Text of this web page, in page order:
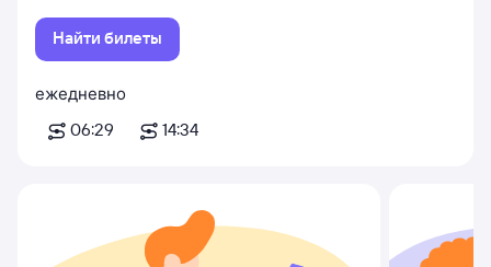
Найти билеты
ежедневно
06:29
14:34